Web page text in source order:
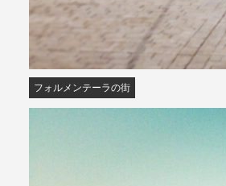
フォルメンテーラの街